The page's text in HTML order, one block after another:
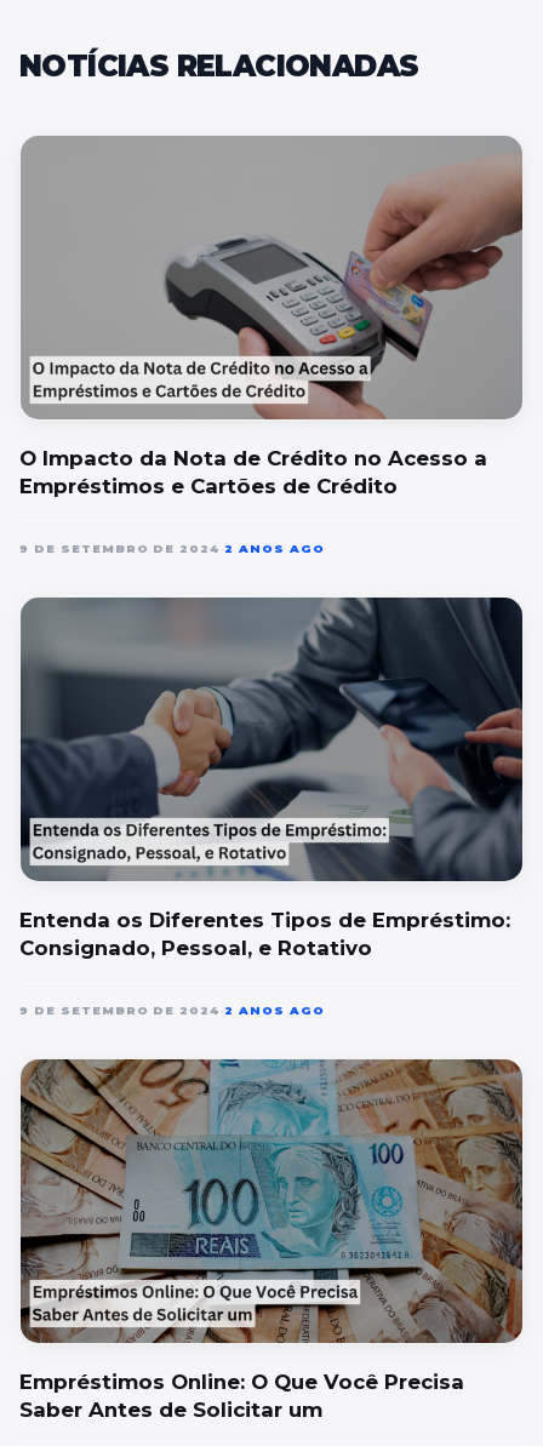
NOTÍCIAS RELACIONADAS
O Impacto da Nota de Crédito no Acesso a
Empréstimos e Cartões de Crédito
9 DE SETEMBRO DE 2024 •2 ANOS AGO
Entenda os Diferentes Tipos de Empréstimo:
Consignado, Pessoal, e Rotativo
9 DE SETEMBRO DE 2024 •2 ANOS AGO
Empréstimos Online: O Que Você Precisa
Saber Antes de Solicitar um